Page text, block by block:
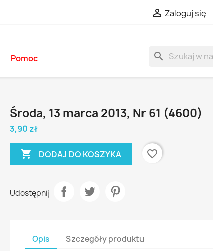
 Zaloguj się
Pomoc search
Środa, 13 marca 2013, Nr 61 (4600)
3,90 zł
 DODAJ DO KOSZYKA favorite_border
Udostępnij
Opis Szczegóły produktu